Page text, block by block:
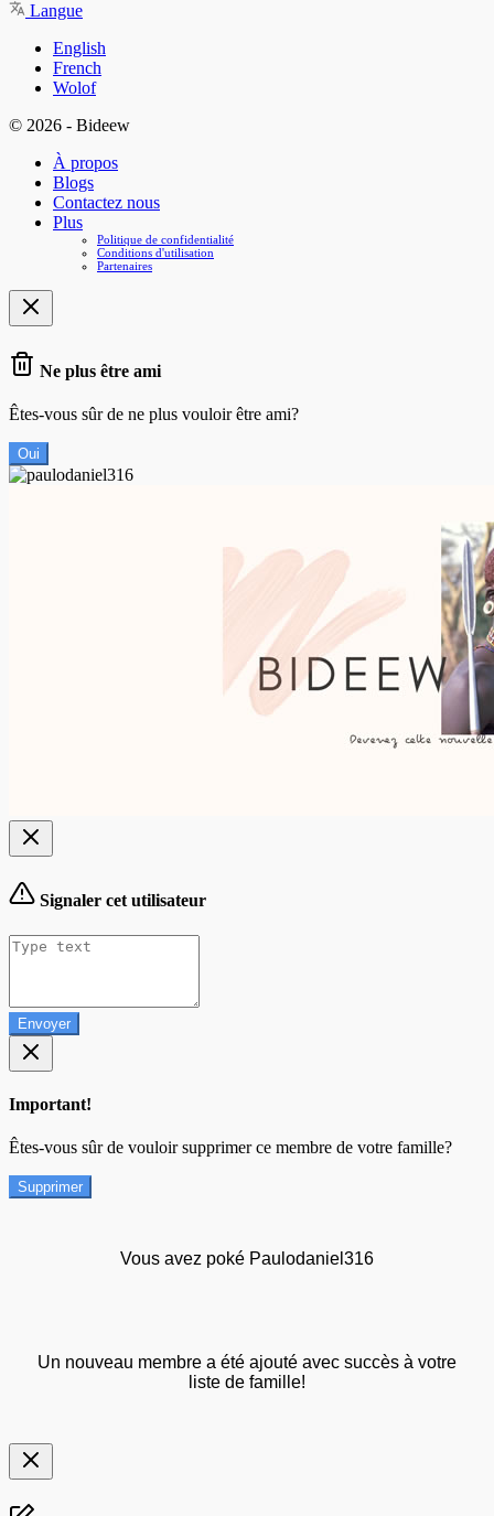
Langue
English
French
Wolof
© 2026 - Bideew
À propos
Blogs
Contactez nous
Plus
Politique de confidentialité
Conditions d'utilisation
Partenaires
Ne plus être ami
Êtes-vous sûr de ne plus vouloir être ami?
Oui
Signaler cet utilisateur
Envoyer
Important!
Êtes-vous sûr de vouloir supprimer ce membre de votre famille?
Supprimer
Vous avez poké Paulodaniel316
Un nouveau membre a été ajouté avec succès à votre
liste de famille!